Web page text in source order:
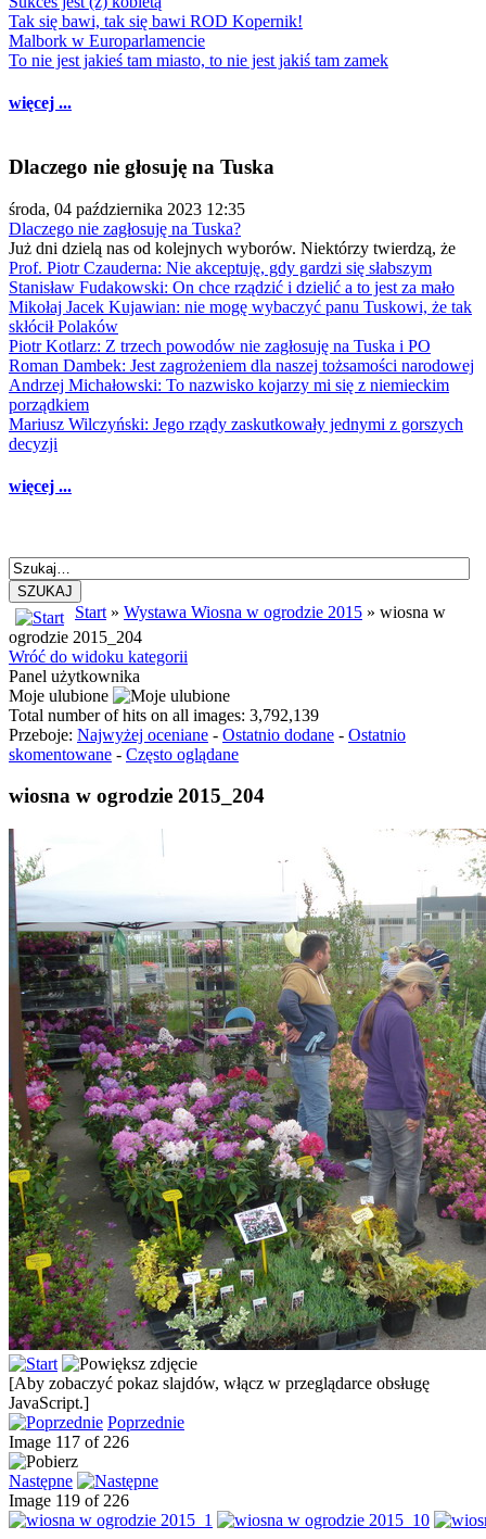
Tak się bawi, tak się bawi ROD Kopernik!
Malbork w Europarlamencie
To nie jest jakieś tam miasto, to nie jest jakiś tam zamek
więcej ...
Dlaczego nie głosuję na Tuska
środa, 04 października 2023 12:35
Dlaczego nie zagłosuję na Tuska?
Już dni dzielą nas od kolejnych wyborów. Niektórzy twierdzą, że
Prof. Piotr Czauderna: Nie akceptuję, gdy gardzi się słabszym
Stanisław Fudakowski: On chce rządzić i dzielić a to jest za mało
Mikołaj Jacek Kujawian: nie mogę wybaczyć panu Tuskowi, że tak
skłócił Polaków
Piotr Kotlarz: Z trzech powodów nie zagłosuję na Tuska i PO
Roman Dambek: Jest zagrożeniem dla naszej tożsamości narodowej
Andrzej Michałowski: To nazwisko kojarzy mi się z niemieckim
porządkiem
Mariusz Wilczyński: Jego rządy zaskutkowały jednymi z gorszych
decyzji
więcej ...
SZUKAJ
Start » Wystawa Wiosna w ogrodzie 2015 » wiosna w
ogrodzie 2015_204
Wróć do widoku kategorii
Panel użytkownika
Moje ulubione
Total number of hits on all images: 3,792,139
Przeboje: Najwyżej oceniane - Ostatnio dodane - Ostatnio
skomentowane - Często oglądane
wiosna w ogrodzie 2015_204
[Aby zobaczyć pokaz slajdów, włącz w przeglądarce obsługę
JavaScript.]
Poprzednie
Image 117 of 226
Następne
Image 119 of 226